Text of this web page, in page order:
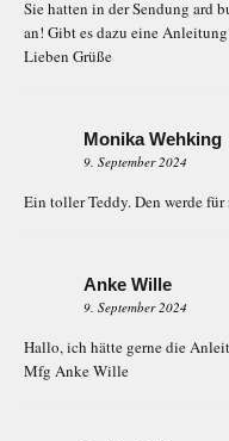
Sie hatten in der Sendung ard
an! Gibt es dazu eine
Lieben Grüße
Monika Wehking
9. September 2024
Ein toller Teddy. Den werde
Anke Wille
9. September 2024
Hallo, ich hätte gerne die
Mfg Anke Wille